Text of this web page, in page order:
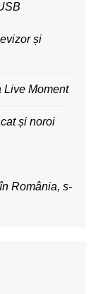
și
Live Moment
și noroi
România, s-